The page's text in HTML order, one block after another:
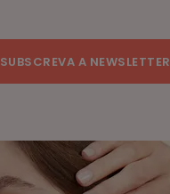
SUBSCREVA A NEWSLETTER